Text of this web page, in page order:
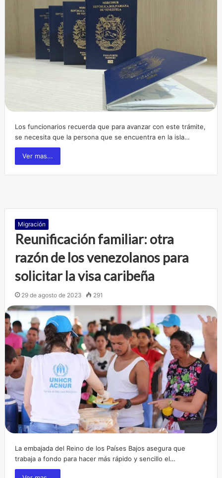
Los funcionarios recuerda que para avanzar con este trámite,
se necesita que la persona que se encuentra en la isla…
Ver mas...
Migración
Reunificación familiar: otra
razón de los venezolanos para
solicitar la visa caribeña
29 de agosto de 2023 291
La embajada del Reino de los Países Bajos asegura que
trabaja a fondo para hacer más rápido y sencillo el…